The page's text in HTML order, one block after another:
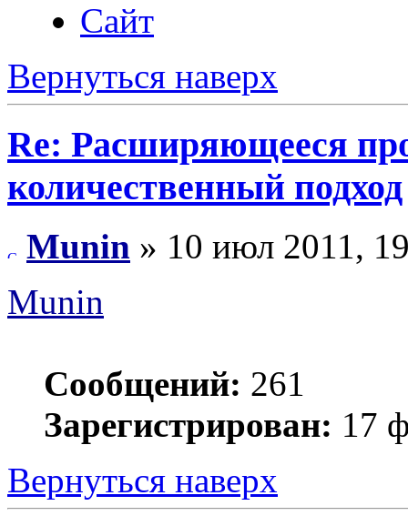
Сайт
Вернуться наверх
Re: Расширяющееся
количественный подход
Munin » 10 июл 2011,
Munin
Сообщений: 261
Зарегистрирован: 17
Вернуться наверх